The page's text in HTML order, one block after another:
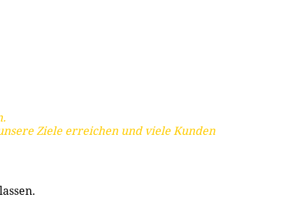
Ziele erreichen und viele Kunden